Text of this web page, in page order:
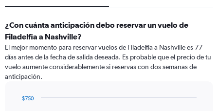
¿Con cuánta anticipación debo reservar un vuelo de
Filadelfia a Nashville?
El mejor momento para reservar vuelos de Filadelfia a Nashville es 77
días antes de la fecha de salida deseada. Es probable que el precio de tu
vuelo aumente considerablemente si reservas con dos semanas de
anticipación.
$750